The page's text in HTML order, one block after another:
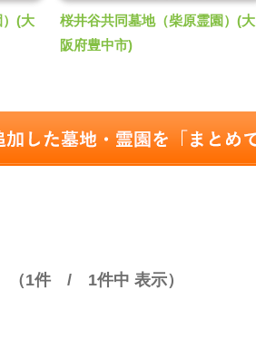
(大
桜井谷共同墓地（柴原霊園）(大
阪府豊中市)
（1件 / 1件中 表示）